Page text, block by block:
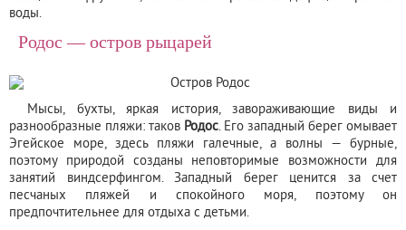
воды.
Родос — остров рыцарей
Мысы, бухты, яркая история, завораживающие виды и
разнообразные пляжи: таков Родос. Его западный берег омывает
Эгейское море, здесь пляжи галечные, а волны — бурные,
поэтому природой созданы неповторимые возможности для
занятий виндсерфингом. Западный берег ценится за счет
песчаных пляжей и спокойного моря, поэтому он
предпочтительнее для отдыха с детьми.